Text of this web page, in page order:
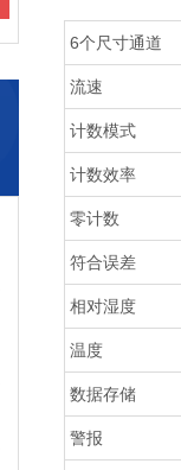
6个尺寸通道
流速
计数模式
计数效率
零计数
符合误差
相对湿度
温度
数据存储
警报